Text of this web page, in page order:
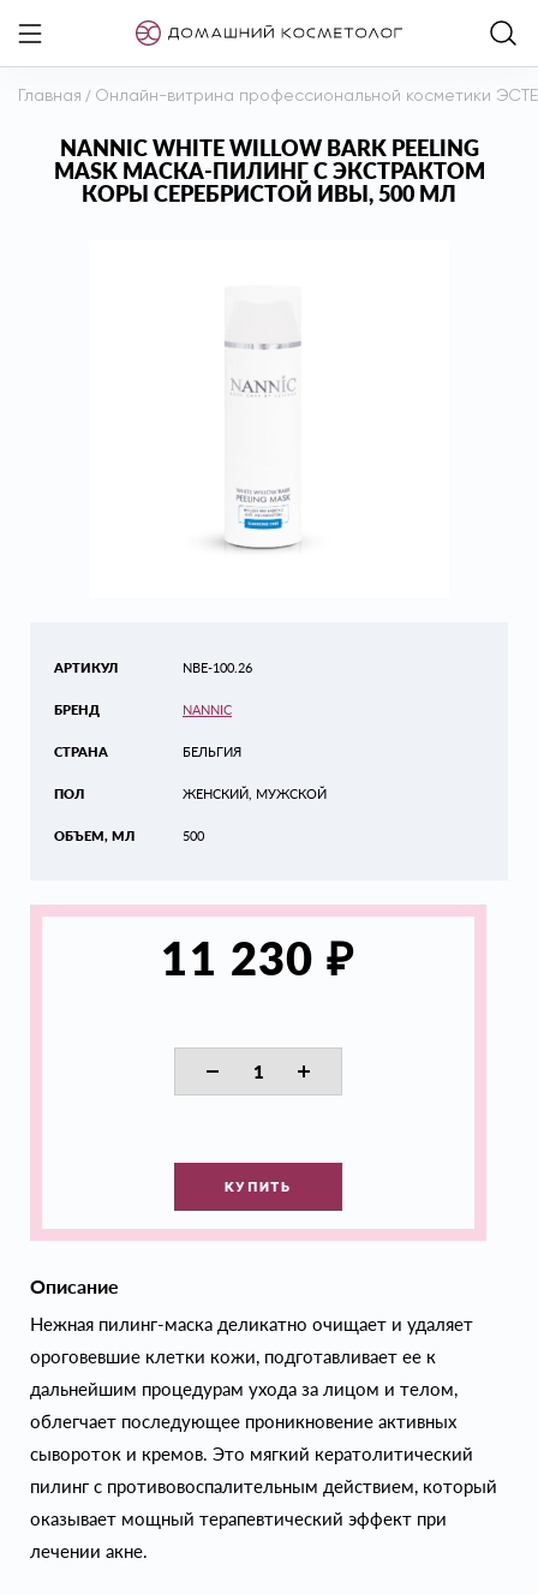
Главная / Онлайн-витрина профессиональной косметики
NANNIC WHITE WILLOW BARK PEELING
MASK МАСКА-ПИЛИНГ С ЭКСТРАКТОМ
КОРЫ СЕРЕБРИСТОЙ ИВЫ, 500 МЛ
АРТИКУЛ
БРЕНД
СТРАНА
ПОЛ
ОБЪЕМ, МЛ
NBE-100.26
NANNIC
БЕЛЬГИЯ
ЖЕНСКИЙ, МУЖСКОЙ
500
11 230₽
КУПИТЬ
Описание
Нежная пилинг-маска деликатно очищает и удаляет
ороговевшие клетки кожи, подготавливает ее к
дальнейшим процедурам ухода за лицом и телом,
облегчает последующее проникновение активных
сывороток и кремов. Это мягкий кератолитический
пилинг с противовоспалительным действием, который
оказывает мощный терапевтический эффект при
лечении акне.